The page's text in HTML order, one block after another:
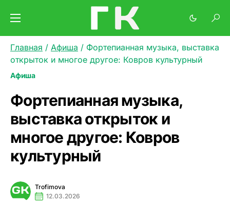
Главная / Афиша / Фортепианная музыка, выставка
открыток и многое другое: Ковров культурный
Афиша
Фортепианная музыка,
выставка открыток и
многое другое: Ковров
культурный
Trofimova
12.03.2026